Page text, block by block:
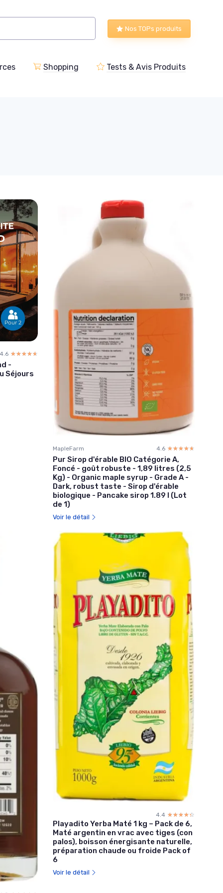
Nos TOPs produits
Shopping Tests & Avis Produits
4.6 ☆☆☆☆☆
★★★★★
-
Séjours
MapleFarm 4.6 ☆☆☆☆☆
★★★★★
Pur Sirop d'érable BIO Catégorie A,
Foncé - goût robuste - 1,89 litres (2,5
Kg) - Organic maple syrup - Grade A -
Dark, robust taste - Sirop d'érable
biologique - Pancake sirop 1.89 l (Lot
de 1)
Voir le détail
4.4 ☆☆☆☆☆
★★★★★
Playadito Yerba Maté 1 kg – Pack de 6,
Maté argentin en vrac avec tiges (con
palos), boisson énergisante naturelle,
préparation chaude ou froide Pack of
6
Voir le détail